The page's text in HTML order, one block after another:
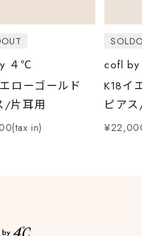
４℃
ローゴールド
/片耳用
in)
cofl
K18イ
ピア